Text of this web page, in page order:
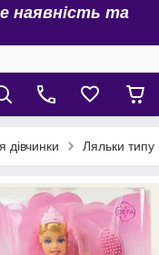
наявність та
дівчинки Ляльки типу